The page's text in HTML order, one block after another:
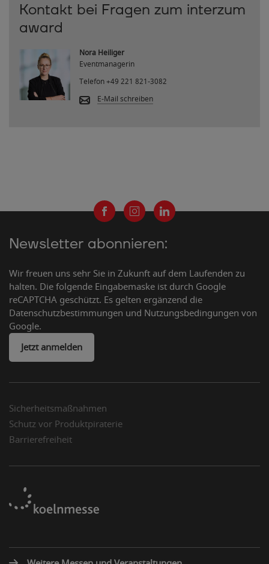
Kontakt bei Fragen zum interzum
award
Nora Heiliger
Eventmanagerin
Telefon+49 221 821-3082
E-Mail schreiben
Newsletter abonnieren:
Wir freuen uns sehr Sie in Zukunft auf dem Laufenden zu
halten. Die folgende Eingabemaske ist durch Google
reCAPTCHA geschützt. Es gelten ergänzend die
Datenschutzbestimmungen und Nutzungsbedingungen von
Google.
Jetzt anmelden
Sicherheitsmaßnahmen
Schutz vor Produktpiraterie
Barrierefreiheit